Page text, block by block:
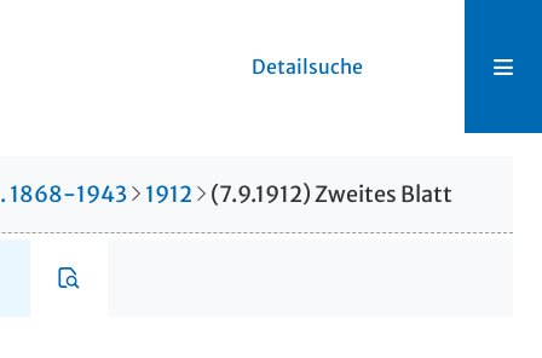
Detailsuche
1868-1943 1912 (7.9.1912) Zweites Blatt